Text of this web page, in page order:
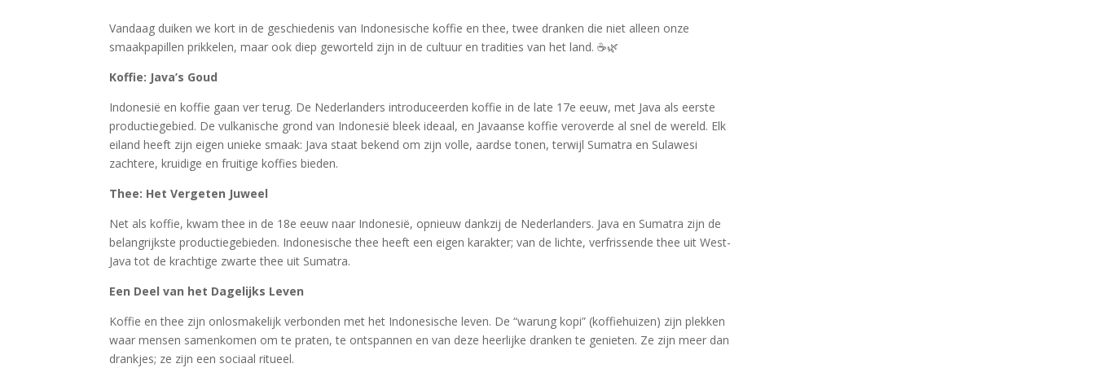
Vandaag duiken we kort in de geschiedenis van Indonesische koffie en thee, twee dranken die niet alleen onze
smaakpapillen prikkelen, maar ook diep geworteld zijn in de cultuur en tradities van het land. ☕🌿
Koffie: Java’s Goud
Indonesië en koffie gaan ver terug. De Nederlanders introduceerden koffie in de late 17e eeuw, met Java als eerste
productiegebied. De vulkanische grond van Indonesië bleek ideaal, en Javaanse koffie veroverde al snel de wereld. Elk
eiland heeft zijn eigen unieke smaak: Java staat bekend om zijn volle, aardse tonen, terwijl Sumatra en Sulawesi
zachtere, kruidige en fruitige koffies bieden.
Thee: Het Vergeten Juweel
Net als koffie, kwam thee in de 18e eeuw naar Indonesië, opnieuw dankzij de Nederlanders. Java en Sumatra zijn de
belangrijkste productiegebieden. Indonesische thee heeft een eigen karakter; van de lichte, verfrissende thee uit West-
Java tot de krachtige zwarte thee uit Sumatra.
Een Deel van het Dagelijks Leven
Koffie en thee zijn onlosmakelijk verbonden met het Indonesische leven. De “warung kopi” (koffiehuizen) zijn plekken
waar mensen samenkomen om te praten, te ontspannen en van deze heerlijke dranken te genieten. Ze zijn meer dan
drankjes; ze zijn een sociaal ritueel.